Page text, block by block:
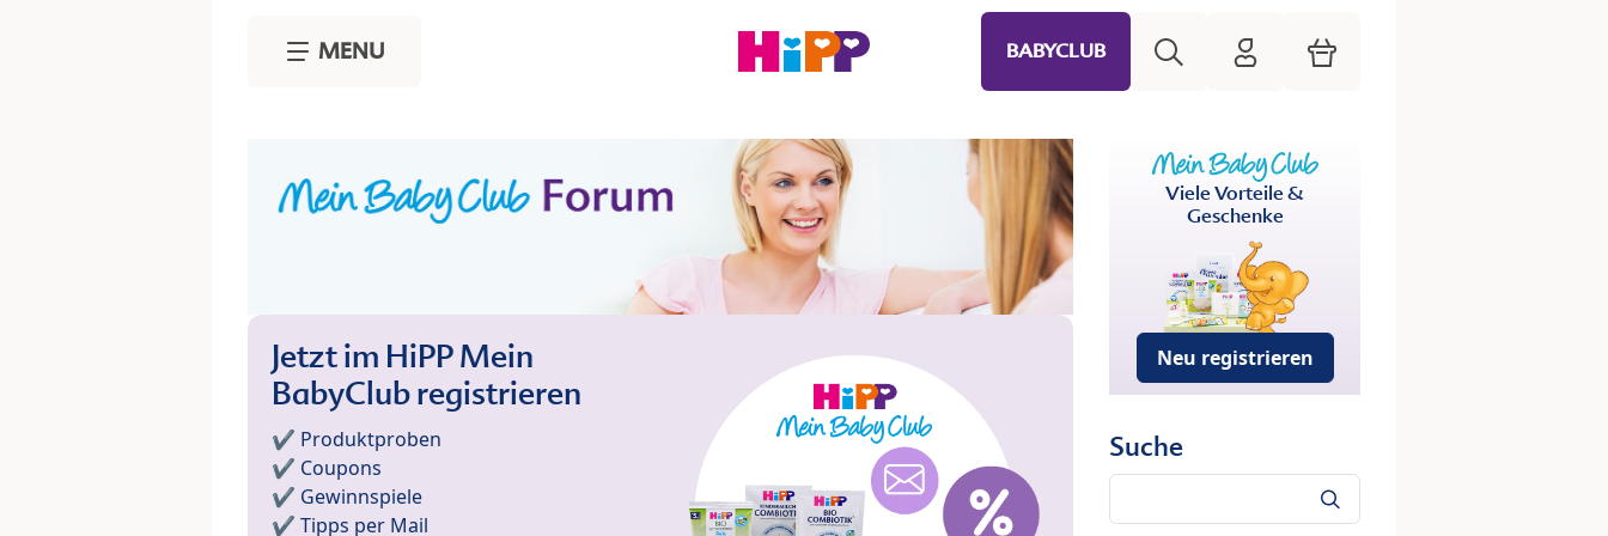
MENU BABYCLUB HiPP Mein Babyclub
Warenkorb
Jetzt im HiPP Mein
BabyClub registrieren
✔️ Produktproben
✔️ Coupons
✔️ Gewinnspiele
✔️ Tipps per Mail
Viele Vorteile &
Geschenke
Neu registrieren
Suche